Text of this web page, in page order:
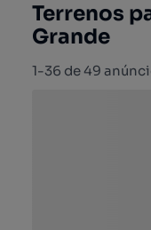
Terrenos
Grande
1-36 de 49